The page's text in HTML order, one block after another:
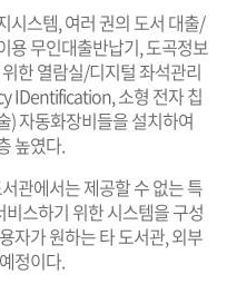
시스템, 여러 권의 도서 대출/
용 무인대출반납기, 도곡정보
한 열람실/디지털 좌석관리
IDentification, 소형 전자 칩
) 자동화장비들을 설치하여
높였다.
관에서는 제공할 수 없는 특
스하기 위한 시스템을 구성
자가 원하는 타 도서관, 외부
정이다.